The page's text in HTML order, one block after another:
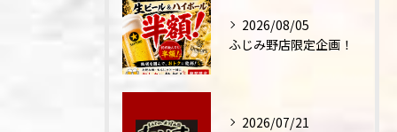
2026/08/05
ふじみ野店限定企画！
2026/07/21